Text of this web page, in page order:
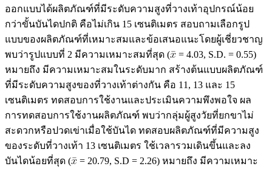
ออกแบบได้ผลิตภัณฑ์ที่มีระดับความสูงที่วางเท้าอุปกรณ์น้อย
กว่าขั้นบันไดปกติ คือไม่เกิน 15 เซนติเมตร สอบถามเลือกรูป
แบบของผลิตภัณฑ์ที่เหมาะสมและข้อเสนอแนะโดยผู้เชี่ยวชาญ
พบว่ารูปแบบที่ 2 มีความเหมาะสมที่สุด (
= 4.03, S.D. = 0.55)
หมายถึง มีความเหมาะสมในระดับมาก สร้างต้นแบบผลิตภัณฑ์
ที่มีระดับความสูงของที่วางเท้าต่างกัน คือ 11, 13 และ 15
เซนติเมตร ทดสอบการใช้งานและประเมินความพึงพอใจ ผล
การทดสอบการใช้งานผลิตภัณฑ์ พบว่ากลุ่มผู้สูงวัยที่ยกขาไม่
สะดวกหรือปวดเข่าเมื่อใช้บันได ทดสอบผลิตภัณฑ์ที่มีความสูง
ของระดับที่วางเท้า 13 เซนติเมตร ใช้เวลารวมเดินขึ้นและลง
บันไดน้อยที่สุด (
= 20.79, S.D = 2.26) หมายถึง มีความเหมาะ